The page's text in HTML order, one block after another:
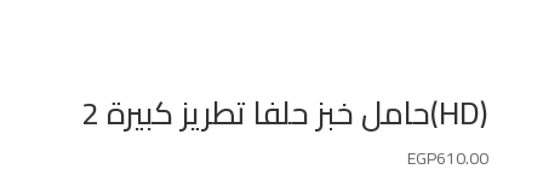
(HD)حامل خبز حلفا تطريز كبيرة 2
EGP610.00